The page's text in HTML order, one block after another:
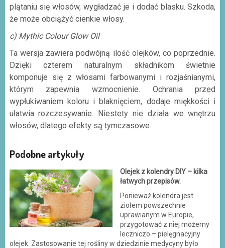
plątaniu się włosów, wygładzać je i dodać blasku. Szkoda,
że może obciążyć cienkie włosy.
c) Mythic Colour Glow Oil
Ta wersja zawiera podwójną ilość olejków, co poprzednie.
Dzięki czterem naturalnym składnikom świetnie
komponuje się z włosami farbowanymi i rozjaśnianymi,
którym zapewnia wzmocnienie. Ochrania przed
wypłukiwaniem koloru i blaknięciem, dodaje miękkości i
ułatwia rozczesywanie. Niestety nie działa we wnętrzu
włosów, dlatego efekty są tymczasowe.
Podobne artykuły
Olejek z kolendry DIY – kilka
łatwych przepisów.
Ponieważ kolendra jest
ziołem powszechnie
uprawianym w Europie,
przygotować z niej możemy
leczniczo – pielęgnacyjny
olejek. Zastosowanie tej rośliny w dziedzinie medycyny było